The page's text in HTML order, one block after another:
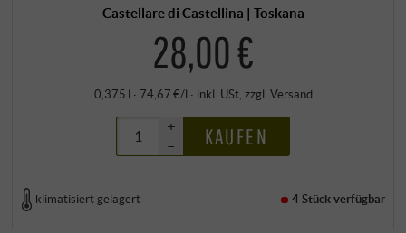
Castellare di Castellina | Toskana
28,00 €
0,375 l · 74,67 €/l · inkl. USt, zzgl. Versand
+
–
KAUFEN
klimatisiert gelagert 4 Stückverfügbar